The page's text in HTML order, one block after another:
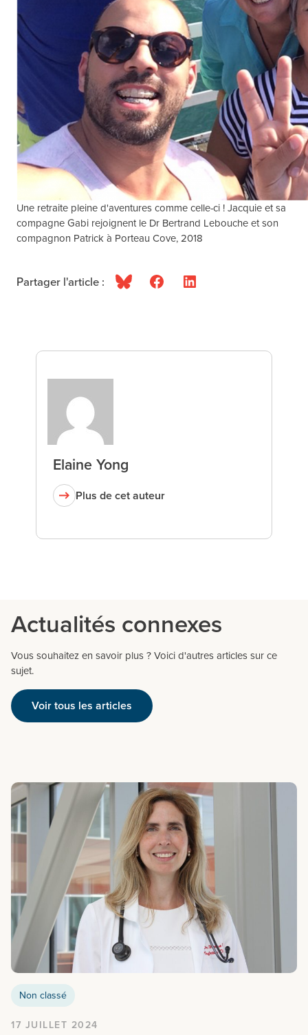
Une retraite pleine d'aventures comme celle-ci ! Jacquie et sa
compagne Gabi rejoignent le Dr Bertrand Lebouche et son
compagnon Patrick à Porteau Cove, 2018
Partager l'article : BlueskyFacebookLinkedIn
Elaine Yong
Plus de cet auteur
Actualités connexes
Vous souhaitez en savoir plus ? Voici d'autres articles sur ce
sujet.
Voir tous les articles
Non classé
17 JUILLET 2024